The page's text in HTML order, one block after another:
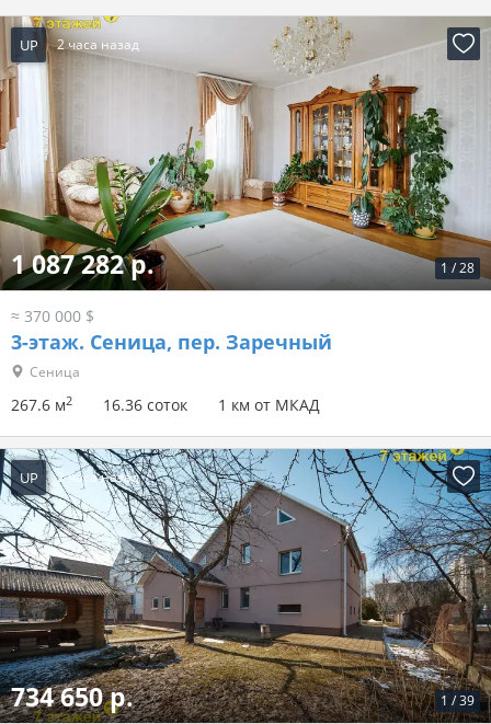
UP 2 часа назад
1 /28
1 087 282 р.
≈ 370 000 $
3-этаж. Сеница, пер. Заречный
Сеница
267.6 м2 16.36 соток 1 км от МКАД
UP 2 часа назад
1 /39
734 650 р.